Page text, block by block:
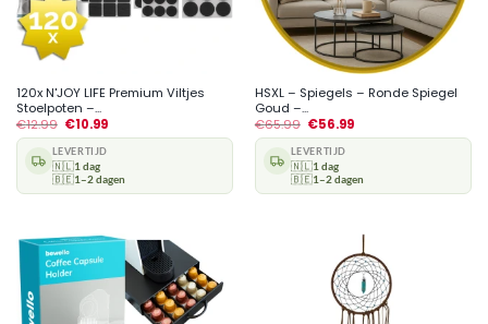
120x N'JOY LIFE Premium Viltjes
Stoelpoten –...
€12.99 €10.99
LEVERTIJD
🇳🇱1 dag
🇧🇪1–2 dagen
HSXL – Spiegels – Ronde Spiegel
Goud –...
€65.99 €56.99
LEVERTIJD
🇳🇱1 dag
🇧🇪1–2 dagen